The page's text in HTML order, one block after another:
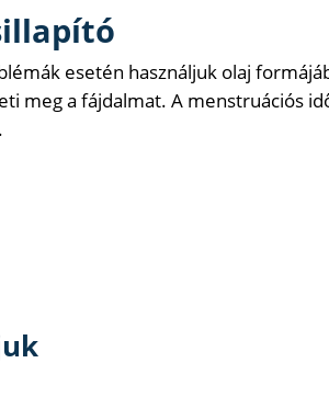
esetén használjuk olaj
meg a fájdalmat. A menstruációs